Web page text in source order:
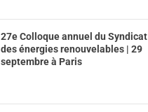
27e Colloque annuel du Syndicat
des énergies renouvelables | 29
septembre à Paris